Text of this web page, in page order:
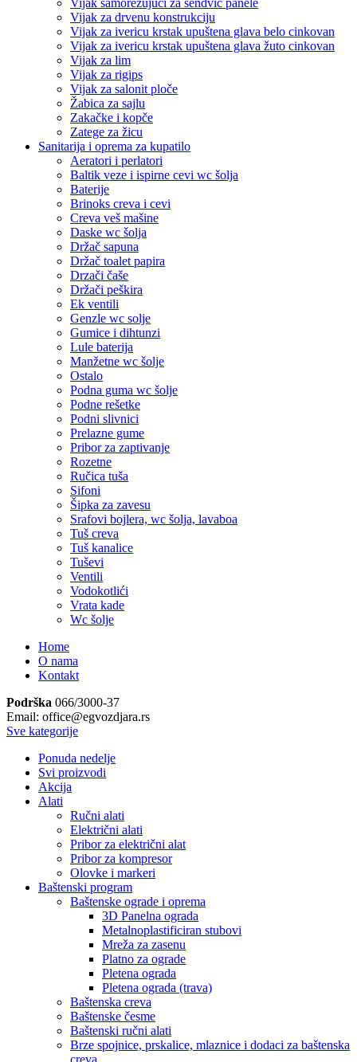
Vijak samorezujući za sendvič panele
Vijak za drvenu konstrukciju
Vijak za ivericu krstak upuštena glava belo cinkovan
Vijak za ivericu krstak upuštena glava žuto cinkovan
Vijak za lim
Vijak za rigips
Vijak za salonit ploče
Žabica za sajlu
Zakačke i kopče
Zatege za žicu
Sanitarija i oprema za kupatilo
Aeratori i perlatori
Baltik veze i ispirne cevi wc šolja
Baterije
Brinoks creva i cevi
Creva veš mašine
Daske wc šolja
Držač sapuna
Držač toalet papira
Drzači čaše
Držači peškira
Ek ventili
Genzle wc solje
Gumice i dihtunzi
Lule baterija
Manžetne wc šolje
Ostalo
Podna guma wc šolje
Podne rešetke
Podni slivnici
Prelazne gume
Pribor za zaptivanje
Rozetne
Ručica tuša
Sifoni
Šipka za zavesu
Srafovi bojlera, wc šolja, lavaboa
Tuš creva
Tuš kanalice
Tuševi
Ventili
Vodokotlići
Vrata kade
Wc šolje
Home
O nama
Kontakt
Podrška 066/3000-37
Email: office@egvozdjara.rs
Sve kategorije
Ponuda nedelje
Svi proizvodi
Akcija
Alati
Ručni alati
Električni alati
Pribor za električni alat
Pribor za kompresor
Olovke i markeri
Baštenski program
Baštenske ograde i oprema
3D Panelna ograda
Metalnoplastificiran stubovi
Mreža za zasenu
Platno za ograde
Pletena ograda
Pletena ograda (trava)
Baštenska creva
Baštenske česme
Baštenski ručni alati
Brze spojnice, prskalice, mlaznice i dodaci za baštenska
creva